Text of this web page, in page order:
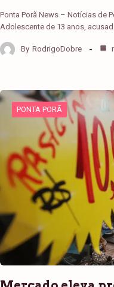
Ponta Porã News – Notícias de
Adolescente de 13 anos,
By RodrigoDobre
PONTA PORÃ